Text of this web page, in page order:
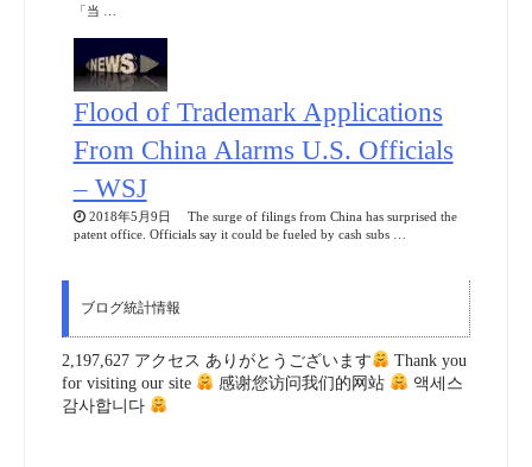
「当 …
Flood of Trademark Applications
From China Alarms U.S. Officials
– WSJ
2018年5月9日 The surge of filings from China has surprised the
patent office. Officials say it could be fueled by cash subs …
ブログ統計情報
2,197,627 アクセス ありがとうございます
Thank you
for visiting our site
感谢您访问我们的网站
액세스
감사합니다